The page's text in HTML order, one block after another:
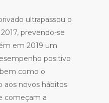
ultrapassou o
prevendo-se
em 2019 um
positivo
como o
aos novos hábitos
começam a